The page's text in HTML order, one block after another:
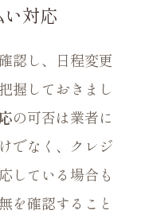
対応
認し、日程変更
握しておきまし
の可否は業者に
でなく、クレジ
している場合も
を確認すること